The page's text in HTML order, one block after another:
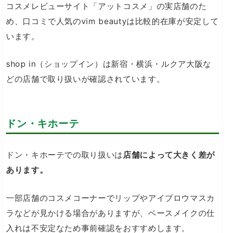
コスメレビューサイト「アットコスメ」の実店舗のた
め、口コミで人気のvim beautyは比較的在庫が安定して
います。
shop in（ショップイン）は新宿・横浜・ルクア大阪な
どの店舗で取り扱いが確認されています。
ドン・キホーテ
ドン・キホーテでの取り扱いは店舗によって大きく差が
あります。
一部店舗のコスメコーナーでリップやアイブロウマスカ
ラなどが見かける場合がありますが、ベースメイクの仕
入れは不安定なため事前確認をおすすめします。